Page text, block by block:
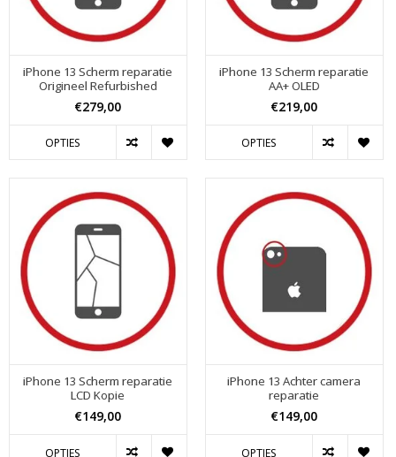
iPhone 13 Scherm reparatie
Origineel Refurbished
€279,00
OPTIES
iPhone 13 Scherm reparatie
AA+ OLED
€219,00
OPTIES
iPhone 13 Scherm reparatie
LCD Kopie
€149,00
OPTIES
iPhone 13 Achter camera
reparatie
€149,00
OPTIES